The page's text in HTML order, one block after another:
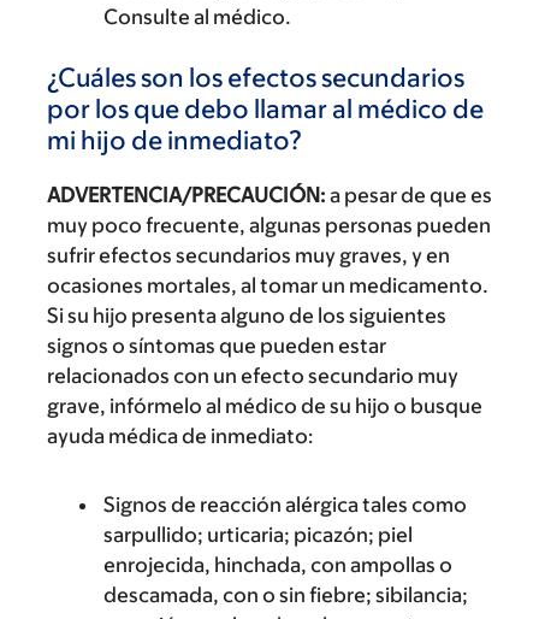
Consulte al médico.
¿Cuáles son los efectos secundarios
por los que debo llamar al médico de
mi hijo de inmediato?
ADVERTENCIA/PRECAUCIÓN: a pesar de que es
muy poco frecuente, algunas personas pueden
sufrir efectos secundarios muy graves, y en
ocasiones mortales, al tomar un medicamento.
Si su hijo presenta alguno de los siguientes
signos o síntomas que pueden estar
relacionados con un efecto secundario muy
grave, infórmelo al médico de su hijo o busque
ayuda médica de inmediato:
Signos de reacción alérgica tales como
sarpullido; urticaria; picazón; piel
enrojecida, hinchada, con ampollas o
descamada, con o sin fiebre; sibilancia;